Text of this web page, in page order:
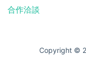
合作洽談
Copyright ©